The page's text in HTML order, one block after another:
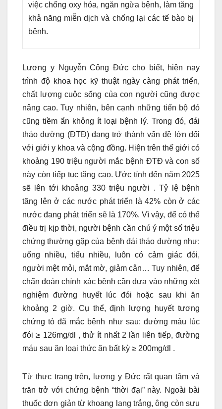
việc chống oxy hóa, ngăn ngừa bệnh, làm tăng
khả năng miễn dịch và chống lại các tế bào bị
bệnh.
Lương y Nguyễn Công Đức cho biết, hiện nay
trình độ khoa học kỹ thuật ngày càng phát triển,
chất lượng cuộc sống của con người cũng được
nâng cao. Tuy nhiên, bên cạnh những tiến bộ đó
cũng tiềm ẩn không ít loại bệnh lý. Trong đó, đái
tháo đường (ĐTĐ) đang trở thành vấn đề lớn đối
với giới y khoa và cộng đồng. Hiện trên thế giới có
khoảng 190 triệu người mắc bệnh ĐTĐ và con số
này còn tiếp tục tăng cao. Ước tính đến năm 2025
sẽ lên tới khoảng 330 triệu người . Tỷ lệ bệnh
tăng lên ở các nước phát triển là 42% còn ở các
nước đang phát triển sẽ là 170%. Vì vậy, để có thể
điều trị kịp thời, người bệnh cần chú ý một số triệu
chứng thường gặp của bệnh đái tháo đường như:
uống nhiều, tiểu nhiều, luôn có cảm giác đói,
người mệt mỏi, mắt mờ, giảm cân… Tuy nhiên, để
chẩn đoán chính xác bệnh cần dựa vào những xét
nghiệm đường huyết lúc đói hoặc sau khi ăn
khoảng 2 giờ. Cụ thể, định lượng huyết tương
chứng tỏ đã mắc bệnh như sau: đường máu lúc
đói ≥ 126mg/dl , thử ít nhất 2 lần liên tiếp, đường
máu sau ăn loại thức ăn bất kỳ ≥ 200mg/dl .
Từ thực trạng trên, lương y Đức rất quan tâm và
trăn trở với chứng bệnh “thời đại” này. Ngoài bài
thuốc đơn giản từ khoang lang trắng, ông còn sưu